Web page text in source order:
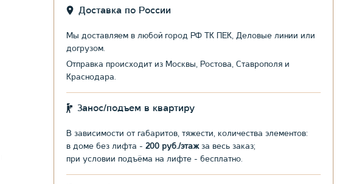
Доставка по России
Мы доставляем в любой город РФ ТК ПЕК, Деловые линии или
догрузом.
Отправка происходит из Москвы, Ростова, Ставрополя и
Краснодара.
Занос/подъем в квартиру
В зависимости от габаритов, тяжести, количества элементов:
в доме без лифта - 200 руб./этажза весь заказ;
при условии подъёма на лифте - бесплатно.